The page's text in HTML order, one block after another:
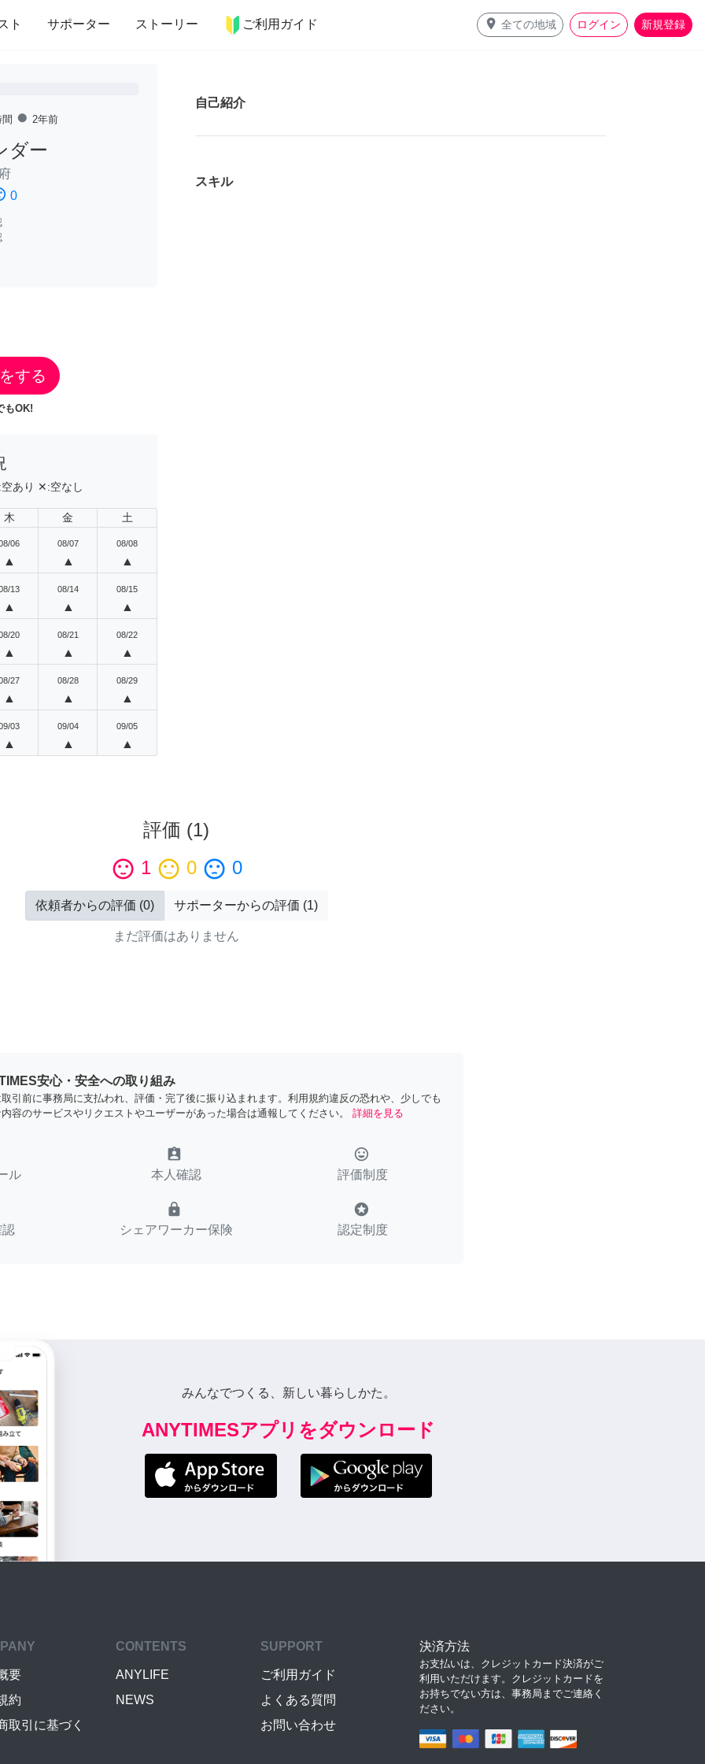
ト サポーター ストーリー ご利用ガイド place 全ての地域 ログイン 新規登録
インテリア 趣味・習い事 ペット 料理
fiber_manual_record 2年前
ダー
0
する
もOK!
空あり ✕:空なし
木 金 土
06
▲
08/07
▲
08/08
▲
13
▲
08/14
▲
08/15
▲
20
▲
08/21
▲
08/22
▲
27
▲
08/28
▲
08/29
▲
03
▲
09/04
▲
09/05
▲
自己紹介
スキル
評価 (1)
sentiment_satisfied 1 sentiment_neutral 0 sentiment_dissatisfied 0
依頼者からの評価 (0) サポーターからの評価 (1)
まだ評価はありません
安心・安全への取り組み
引前に事務局に支払われ、評価・完了後に振り込まれます。利用規約違反の恐れや、少しでも
容のサービスやリクエストやユーザーがあった場合は通報してください。
詳細を見る
ル
assignment_ind
本人確認
tag_faces
評価制度
lock
シェアワーカー保険
stars
認定制度
みんなでつくる、新しい暮らしかた。
ANYTIMESアプリをダウンロード
要
約
取引に基づく
CONTENTS
ANYLIFE
NEWS
SUPPORT
ご利用ガイド
よくある質問
お問い合わせ
決済方法
お支払いは、クレジットカード決済がご
利用いただけます。クレジットカードを
お持ちでない方は、事務局までご連絡く
ださい。